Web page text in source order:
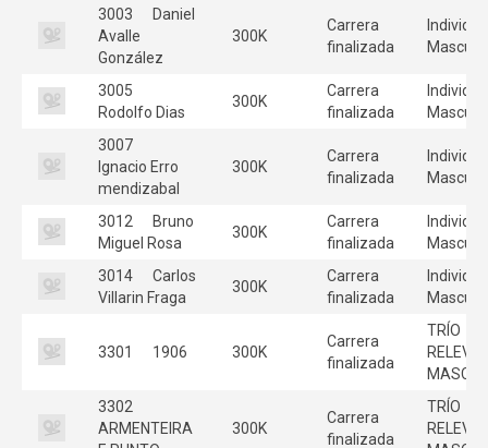
3003
Daniel
Avalle
González
300K
Carrera
finalizada
3005
Rodolfo Dias
300K
Carrera
finalizada
3007
Ignacio Erro
mendizabal
300K
Carrera
finalizada
3012
Bruno
Miguel Rosa
300K
Carrera
finalizada
3014
Carlos
Villarin Fraga
300K
Carrera
finalizada
3301 1906 300K
Carrera
finalizada
TRÍO
RELEVO
MASC
3302
ARMENTEIRA
300K
Carrera
finalizada
TRÍO
RELEVO